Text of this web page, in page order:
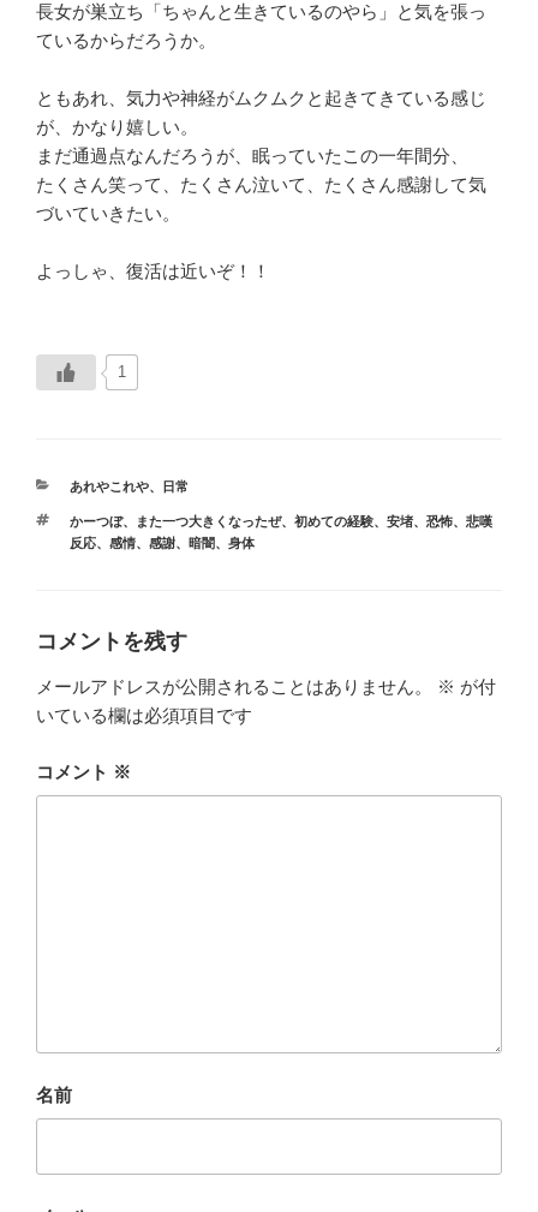
長女が巣立ち「ちゃんと生きているのやら」と気を張っ
ているからだろうか。
ともあれ、気力や神経がムクムクと起きてきている感じ
が、かなり嬉しい。
まだ通過点なんだろうが、眠っていたこの一年間分、
たくさん笑って、たくさん泣いて、たくさん感謝して気
づいていきたい。
よっしゃ、復活は近いぞ！！
1
カ
ゴ
リ
あれやこれや、 日常
タ
グ
かーつぼ、 また一つ大きくなったぜ、 初めての経験、 安堵、 恐怖、 悲嘆
反応、 感情、 感謝、 暗闇、 身体
コメントを残す
メールアドレスが公開されることはありません。 ※ が付
いている欄は必須項目です
コメント ※
名前